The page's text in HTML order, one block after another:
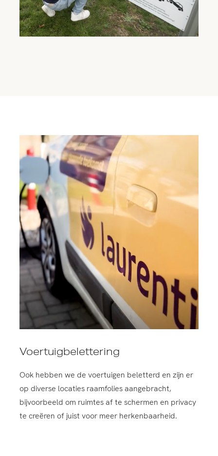
Voertuigbelettering
Ook hebben we de voertuigen beletterd en zijn er
op diverse locaties raamfolies aangebracht,
bijvoorbeeld om ruimtes af te schermen en privacy
te creëren of juist voor meer herkenbaarheid.